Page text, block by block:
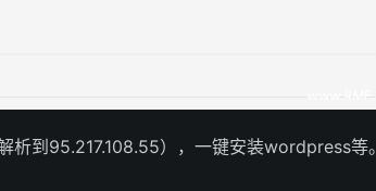
析到95.217.108.55），一键安装wordpress等。